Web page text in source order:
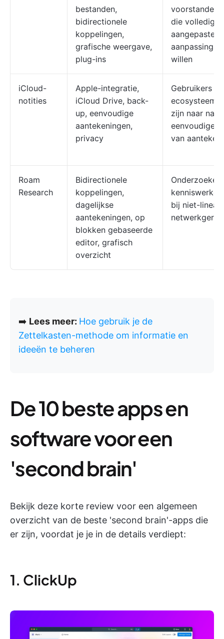
bestanden,
bidirectionele
koppelingen,
grafische weergave,
plug-ins
voorstanders
die volledige
aangepaste
willen
iCloud-
notities
Apple-integratie,
iCloud Drive, back-
up, eenvoudige
aantekeningen,
privacy
Gebruikers
ecosysteem
zijn naar
eenvoudige
van
Roam
Research
Bidirectionele
koppelingen,
dagelijkse
aantekeningen, op
blokken gebaseerde
editor, grafisch
overzicht
bij niet-lineair,
➡️ Lees meer: Hoe gebruik je de
Zettelkasten-methode om informatie en
ideeën te beheren
De 10 beste apps en
software voor een
'second brain'
Bekijk deze korte review voor een algemeen
overzicht van de beste 'second brain'-apps die
er zijn, voordat je je in de details verdiept:
1. ClickUp